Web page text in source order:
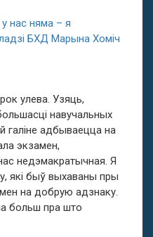
нас няма – я
БХД Марына Хоміч
улева. Узяць,
навучальных
галіне адбываецца на
экзамен,
недэмакратычная. Я
які быў выхаваны пры
на добрую адзнаку.
больш пра што